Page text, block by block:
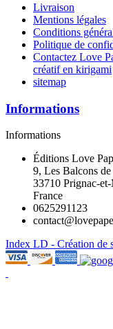
Livraison
Mentions légales
Conditions
Politique de
Contactez Love
créatif en kirigami
sitemap
Informations
Informations
Éditions Love
9, Les Balcons
33710 Prignac-
France
0625291123
Index LD - Création de